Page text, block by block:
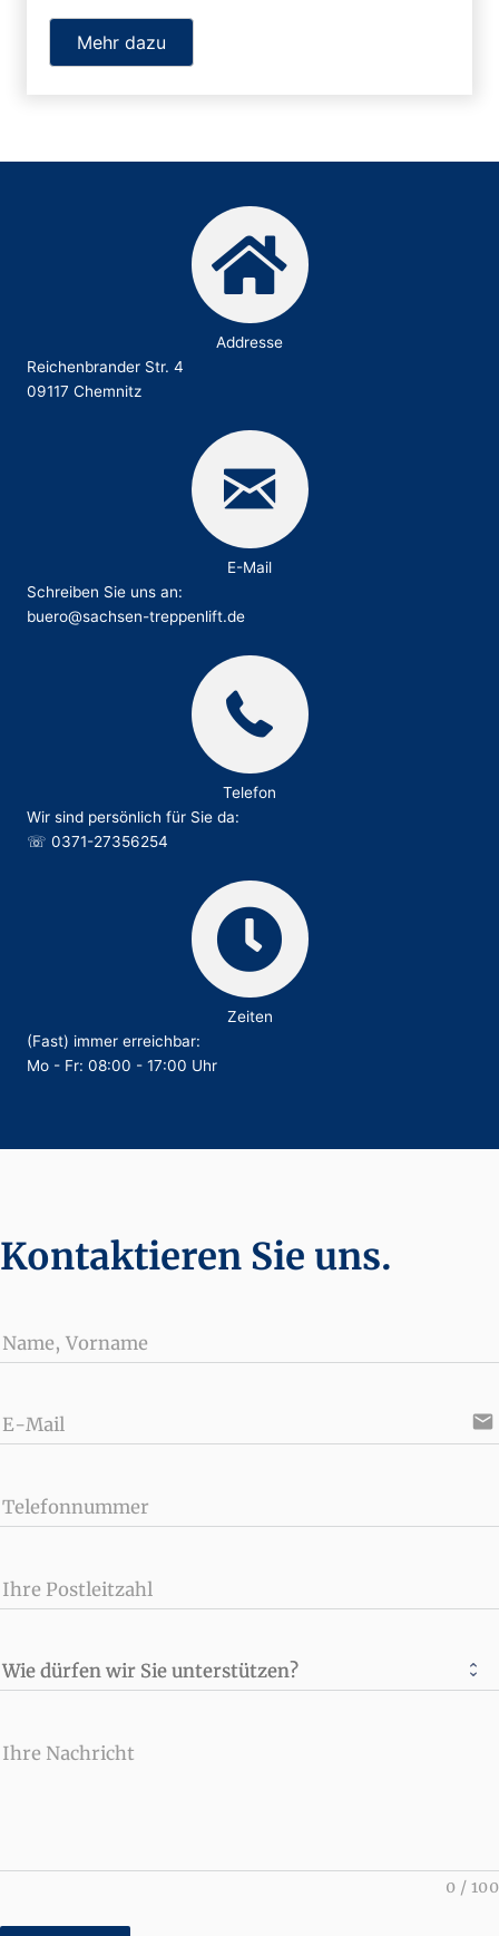
Mehr dazu
Addresse
Reichenbrander Str. 4
09117 Chemnitz
E-Mail
Schreiben Sie uns an:
buero@sachsen-treppenlift.de
Telefon
Wir sind persönlich für Sie da:
☏ 0371-27356254
Zeiten
(Fast) immer erreichbar:
Mo - Fr: 08:00 - 17:00 Uhr
Kontaktieren Sie uns.
Name, Vorname
E-Mail email
Telefonnummer
Ihre Postleitzahl
Wie dürfen wir Sie unterstützen?
Ihre Nachricht
0 / 100